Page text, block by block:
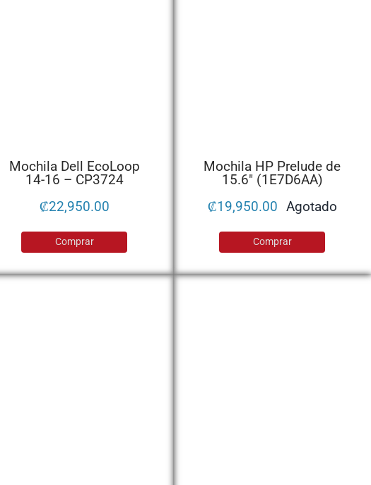
Mochila Dell EcoLoop
14-16 – CP3724
₡22,950.00
Comprar
Mochila HP Prelude de
15.6″ (1E7D6AA)
₡19,950.00 Agotado
Comprar